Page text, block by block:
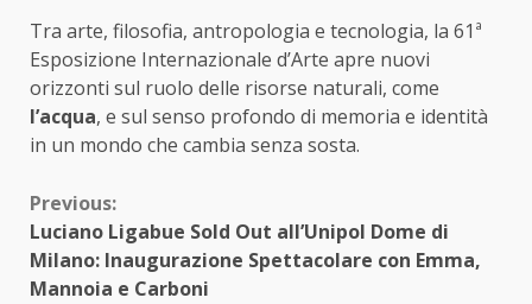
Tra arte, filosofia, antropologia e tecnologia, la 61ª
Esposizione Internazionale d’Arte apre nuovi
orizzonti sul ruolo delle risorse naturali, come
l’acqua, e sul senso profondo di memoria e identità
in un mondo che cambia senza sosta.
Continue
Reading
Previous:
Luciano Ligabue Sold Out all’Unipol Dome di
Milano: Inaugurazione Spettacolare con Emma,
Mannoia e Carboni